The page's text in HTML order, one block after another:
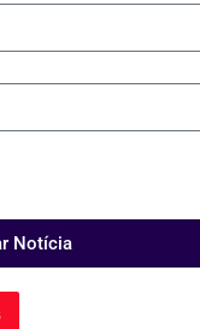
Notícia